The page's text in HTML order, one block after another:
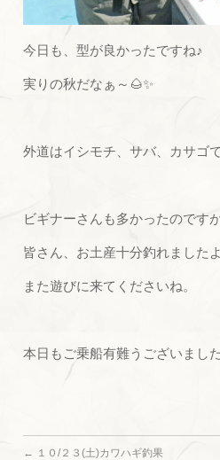
今日も、型が良かったですね♪
実りの秋だなぁ～🌰✨
外道はイシモチ、サバ、カサゴで
ビギナーさんも多かったのです
皆さん、お土産十分釣れました
また遊びに来てくださいね。
本日もご乗船有難うございまし
← １０/２３(土)カワハギ釣果